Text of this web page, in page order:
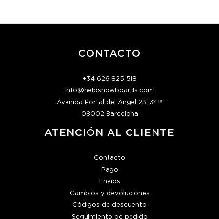
CONTACTO
+34 626 825 518
info@helpsnowboards.com
Avenida Portal del Ángel 23, 3º 1ª
08002 Barcelona
ATENCIÓN AL CLIENTE
Contacto
Pago
Envíos
Cambios y devoluciones
Códigos de descuento
Seguimiento de pedido